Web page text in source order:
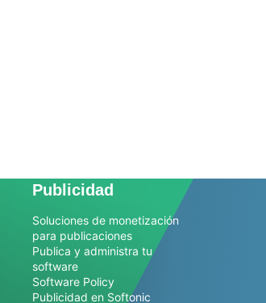
Publicidad
Soluciones de monetización
para publicaciones
Publica y administra tu
software
Software Policy
Publicidad en Softonic